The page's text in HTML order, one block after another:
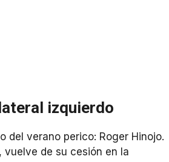
izquierdo
del verano perico: Roger Hinojo.
vuelve de su cesión en la